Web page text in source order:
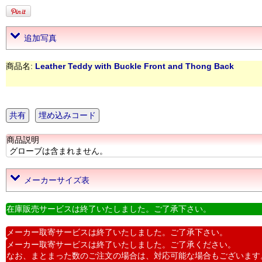
追加写真
商品名: Leather Teddy with Buckle Front and Thong Back
共有 埋め込みコード
商品説明
グローブは含まれません。
メーカーサイズ表
在庫販売サービスは終了いたしました。ご了承下さい。
メーカー取寄サービスは終了いたしました。ご了承下さい。
メーカー取寄サービスは終了いたしました。ご了承ください。
なお、まとまった数のご注文の場合は、対応可能な場合もございます